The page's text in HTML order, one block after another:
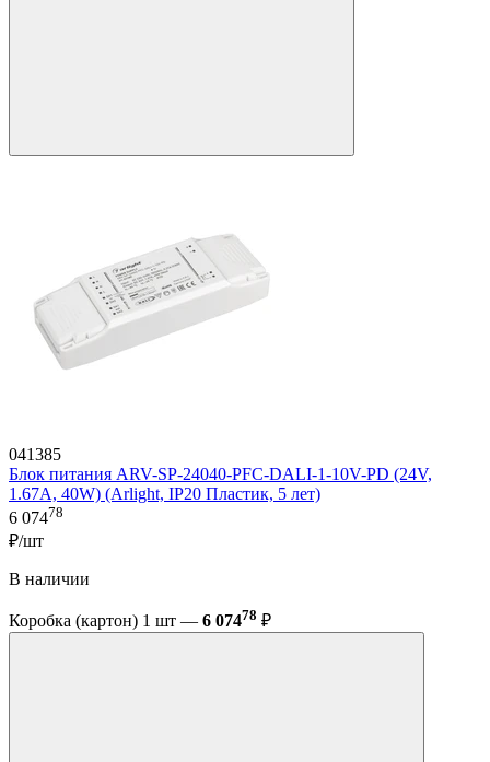
041385
Блок питания ARV-SP-24040-PFC-DALI-1-10V-PD (24V,
1.67A, 40W) (Arlight, IP20 Пластик, 5 лет)
6 07478
₽/шт
В наличии
Коробка (картон) 1 шт — 6 07478 ₽